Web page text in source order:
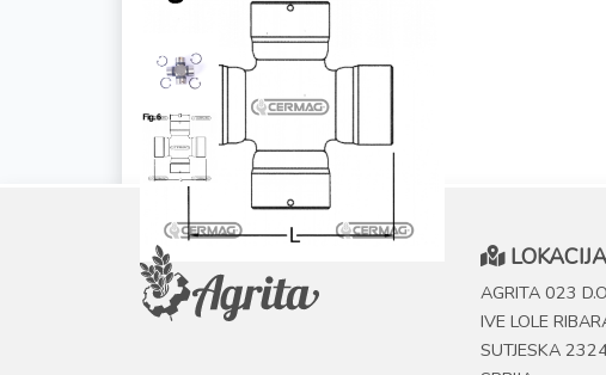
LOKACIJA
AGRITA 023
IVE LOLE
SUTJESKA